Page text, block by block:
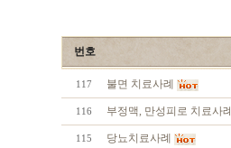
번호
117 불면 치료사례
116 부정맥, 만성피로 치료사례
115 당뇨치료사례